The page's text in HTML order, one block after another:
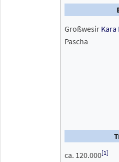
Großwesir Kara
Pascha
ca. 120.000[1]